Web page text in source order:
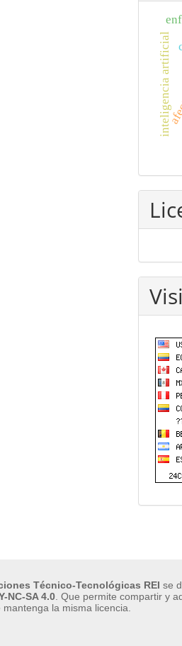
inteligencia artificial
Técnico-Tecnológicas REI se
NC-SA 4.0 Que permite compartir y
la misma licencia.